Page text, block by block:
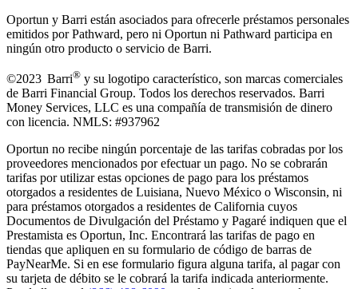
Oportun y Barri están asociados para ofrecerle préstamos personales
emitidos por Pathward, pero ni Oportun ni Pathward participa en
ningún otro producto o servicio de Barri.
©2023 Barri® y su logotipo característico, son marcas comerciales
de Barri Financial Group. Todos los derechos reservados. Barri
Money Services, LLC es una compañía de transmisión de dinero
con licencia. NMLS: #937962
Oportun no recibe ningún porcentaje de las tarifas cobradas por los
proveedores mencionados por efectuar un pago. No se cobrarán
tarifas por utilizar estas opciones de pago para los préstamos
otorgados a residentes de Luisiana, Nuevo México o Wisconsin, ni
para préstamos otorgados a residentes de California cuyos
Documentos de Divulgación del Préstamo y Pagaré indiquen que el
Prestamista es Oportun, Inc. Encontrará las tarifas de pago en
tiendas que apliquen en su formulario de código de barras de
PayNearMe. Si en ese formulario figura alguna tarifa, al pagar con
su tarjeta de débito se le cobrará la tarifa indicada anteriormente.